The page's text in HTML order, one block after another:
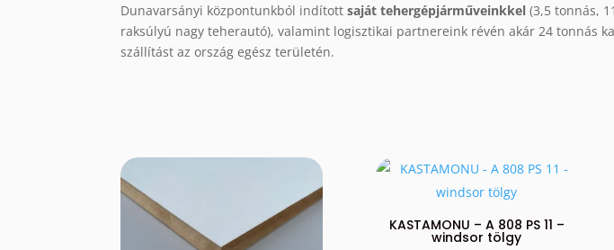
Dunavarsányi központunkból indítottsaját tehergépjárműveinkkel(3,5 tonnás,
raksúlyú nagy teherautó), valamint logisztikai partnereink révén akár 24 tonnás
szállítást az ország egész területén.
KASTAMONU – A 808 PS 11 –
windsor tölgy